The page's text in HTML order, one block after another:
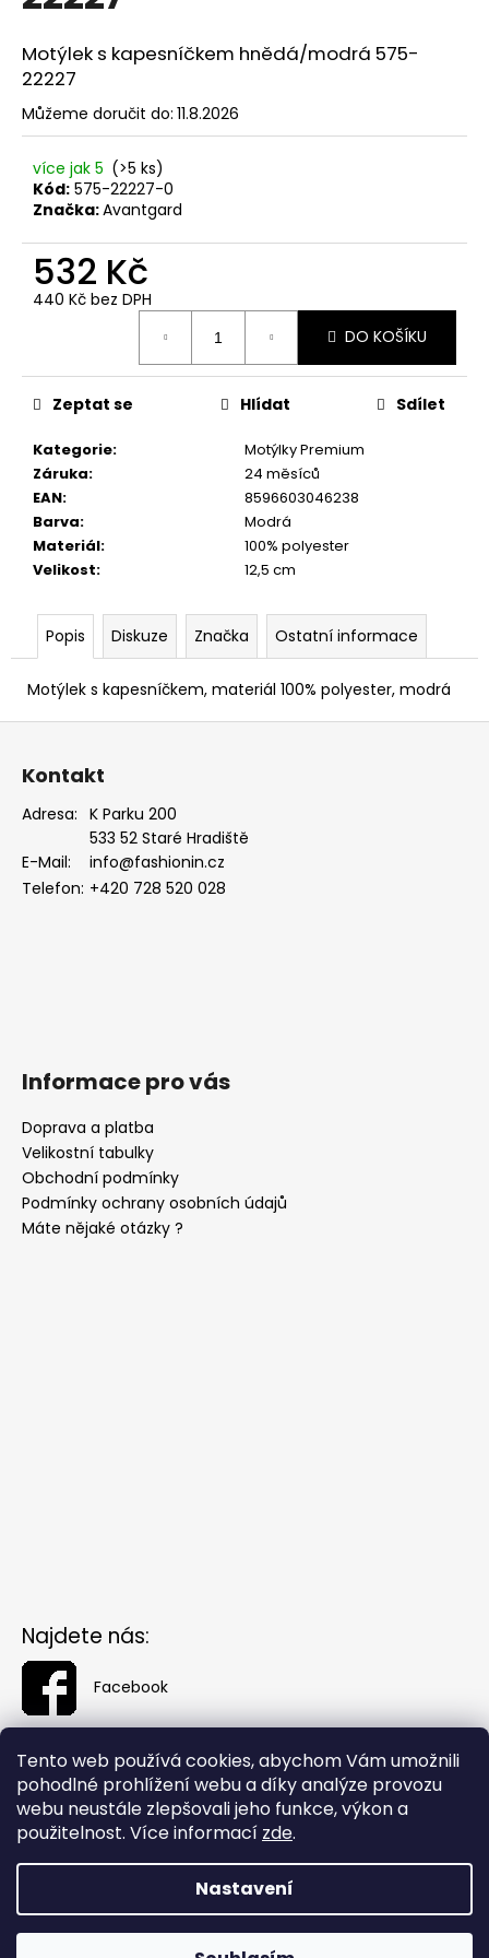
Tento web používá cookies, abychom Vám umožnili
pohodlné prohlížení webu a díky analýze provozu
webu neustále zlepšovali jeho funkce, výkon a
použitelnost. Více informací zde.
Nastavení
Motýlek s kapesníčkem hnědá/modrá 575-
22227
Můžeme doručit do: 11.8.2026
více jak 5 (>5 ks)
Kód: 575-22227-0
Značka:Avantgard
532 Kč
440 Kč bez DPH
DO KOŠÍKU
Kategorie:
Motýlky Premium
Záruka:
24 měsíců
EAN:
8596603046238
Barva:
Modrá
Materiál:
100% polyester
Velikost: 12,5 cm
Zeptat se Hlídat Sdílet
Popis Diskuze Značka Ostatní informace
Motýlek s kapesníčkem, materiál 100% polyester, modrá
j
e
m
e
SET
LÁTKOVÉ
Y
KOŽENÝM
STŘEDEM
KLIPY
35
MOTÝLEK
KAPESNÍČEK
PUDROVÁ,
TMAVĚ
HNĚDÁ
KŮŽE
886-
679
Kč
Z
Kontakt
Adresa: K Parku 200
533 52 Staré Hradiště
E-Mail:
info@fashionin.cz
Telefon: +420 728 520 028
Informace pro vás
Doprava a platba
Velikostní tabulky
Obchodní podmínky
Podmínky ochrany osobních údajů
Máte nějaké otázky ?
Najdete nás:
Facebook